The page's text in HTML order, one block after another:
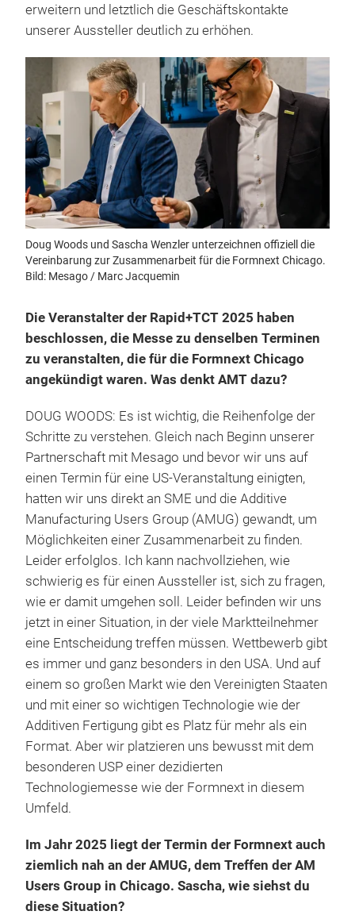
erweitern und letztlich die Geschäftskontakte
unserer Aussteller deutlich zu erhöhen.
Doug Woods und Sascha Wenzler unterzeichnen offiziell die
Vereinbarung zur Zusammenarbeit für die Formnext Chicago.
Bild: Mesago / Marc Jacquemin
Die Veranstalter der Rapid+TCT 2025 haben
beschlossen, die Messe zu denselben Terminen
zu veranstalten, die für die Formnext Chicago
angekündigt waren. Was denkt AMT dazu?
DOUG WOODS: Es ist wichtig, die Reihenfolge der
Schritte zu verstehen. Gleich nach Beginn unserer
Partnerschaft mit Mesago und bevor wir uns auf
einen Termin für eine US-Veranstaltung einigten,
hatten wir uns direkt an SME und die Additive
Manufacturing Users Group (AMUG) gewandt, um
Möglichkeiten einer Zusammenarbeit zu finden.
Leider erfolglos. Ich kann nachvollziehen, wie
schwierig es für einen Aussteller ist, sich zu fragen,
wie er damit umgehen soll. Leider befinden wir uns
jetzt in einer Situation, in der viele Marktteilnehmer
eine Entscheidung treffen müssen. Wettbewerb gibt
es immer und ganz besonders in den USA. Und auf
einem so großen Markt wie den Vereinigten Staaten
und mit einer so wichtigen Technologie wie der
Additiven Fertigung gibt es Platz für mehr als ein
Format. Aber wir platzieren uns bewusst mit dem
besonderen USP einer dezidierten
Technologiemesse wie der Formnext in diesem
Umfeld.
Im Jahr 2025 liegt der Termin der Formnext auch
ziemlich nah an der AMUG, dem Treffen der AM
Users Group in Chicago. Sascha, wie siehst du
diese Situation?